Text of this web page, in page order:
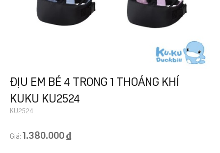
ĐỊU EM BÉ 4 TRONG 1 THOÁNG KHÍ
KUKU KU2524
KU2524
Giá: 1.380.000 ₫